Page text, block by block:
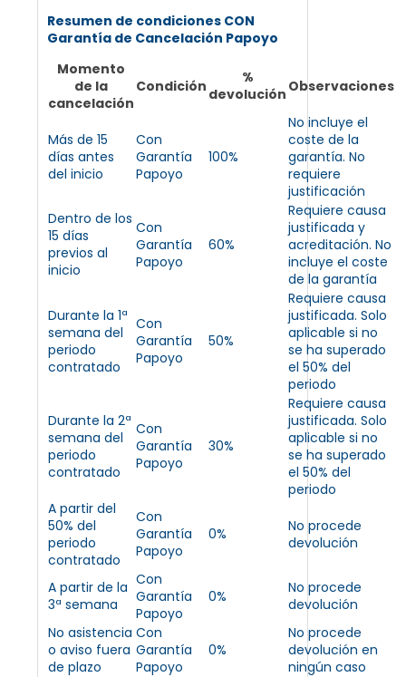
Resumen de condiciones CON
Garantía de Cancelación Papoyo
Momento
de la
cancelación
Condición
%
devolución Observaciones
Más de 15
días antes
del inicio
Con
Garantía
Papoyo
100%
No incluye el
coste de la
garantía. No
requiere
justificación
Dentro de los
15 días
previos al
inicio
Con
Garantía
Papoyo
60%
Requiere causa
justificada y
acreditación. No
incluye el coste
de la garantía
Durante la 1ª
semana del
periodo
contratado
Con
Garantía
Papoyo
50%
Requiere causa
justificada. Solo
aplicable si no
se ha superado
el 50% del
periodo
Durante la 2ª
semana del
periodo
contratado
Con
Garantía
Papoyo
30%
Requiere causa
justificada. Solo
aplicable si no
se ha superado
el 50% del
periodo
A partir del
50% del
periodo
contratado
Con
Garantía
Papoyo
0%
No procede
devolución
A partir de la
3ª semana
Con
Garantía
Papoyo
0%
No procede
devolución
No asistencia
o aviso fuera
de plazo
Con
Garantía
Papoyo
0%
No procede
devolución en
ningún caso